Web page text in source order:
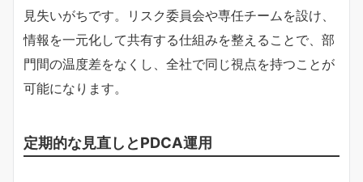
見失いがちです。リスク委員会や専任チームを設け、
情報を一元化して共有する仕組みを整えることで、部
門間の温度差をなくし、全社で同じ視点を持つことが
可能になります。
定期的な見直しとPDCA運用